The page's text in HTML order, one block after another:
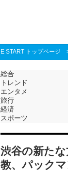
E START トップページ
総合
トレンド
エンタメ
旅行
経済
スポーツ
渋谷の新た
教、パック